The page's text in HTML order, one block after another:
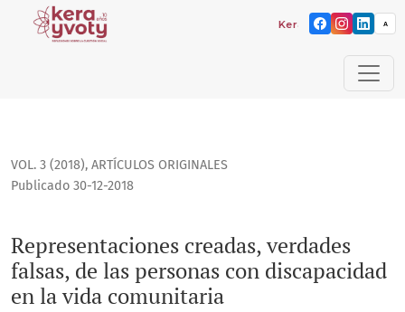
Kera yvoty: reflexiones
A
Representaciones creadas, verdades falsas, de las
VOL. 3 (2018), ARTÍCULOS ORIGINALES
Representaciones creadas, verdades
falsas, de las personas con discapacidad
en la vida comunitaria
Publicado 30-12-2018